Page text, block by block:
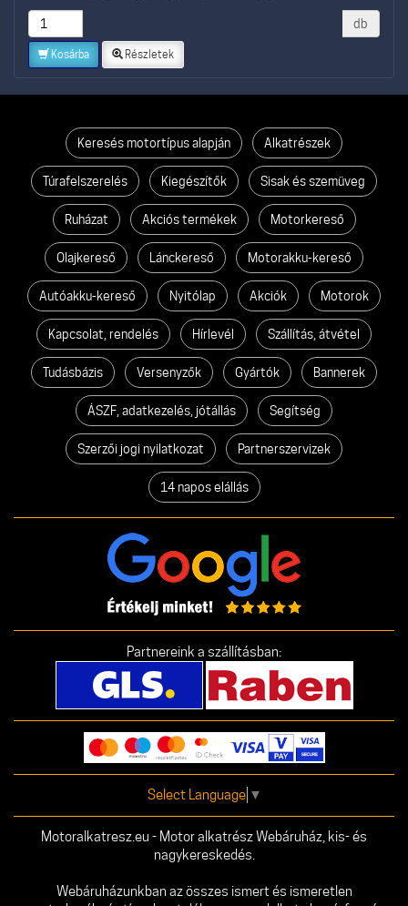
db
Kosárba Részletek
Keresés motortípus alapján Alkatrészek
Túrafelszerelés Kiegészítők Sisak és szemüveg
Ruházat Akciós termékek Motorkereső
Olajkereső Lánckereső Motorakku-kereső
Autóakku-kereső Nyitólap Akciók Motorok
Kapcsolat, rendelés Hírlevél Szállítás, átvétel
Tudásbázis Versenyzők Gyártók Bannerek
ÁSZF, adatkezelés, jótállás Segítség
Szerzői jogi nyilatkozat Partnerszervizek
14 napos elállás
Partnereink a szállításban:
Select Language ▼
Motoralkatresz.eu - Motor alkatrész Webáruház, kis- és
nagykereskedés.
Webáruházunkban az összes ismert és ismeretlen